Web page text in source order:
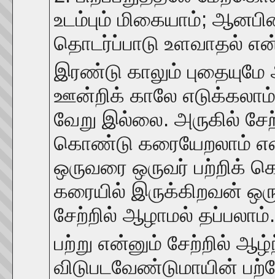
உடம்பும் மிகையாம்;
தொடர்ப்பாடு உளவாதல்
இரண்டு காலும்
ஊன்றிக் காலே
வேறு இல்லை. அருகில்
கொண்டு கரையேறலாம்
ஒருவரை ஒருவர் பற்றிக்
கரையில் இருக்கிறவன்
சேற்றில் ஆழாமல்
பற்று என்னும் சேற்றில்
விடுபடவேண்டுமாயின்